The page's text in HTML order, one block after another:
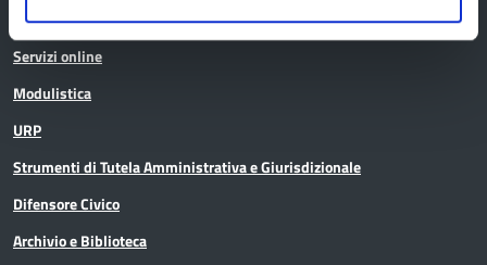
Servizi online
Modulistica
URP
Strumenti di Tutela Amministrativa e Giurisdizionale
Difensore Civico
Archivio e Biblioteca